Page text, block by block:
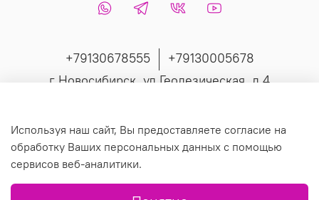
+79130678555
+79130005678
г Новосибирск, ул Геодезическая, д 4
© 2019 Любое использование контента без письменного
Используя наш сайт, Вы предоставляете согласие на
обработку Ваших персональных данных с помощью
сервисов веб-аналитики.